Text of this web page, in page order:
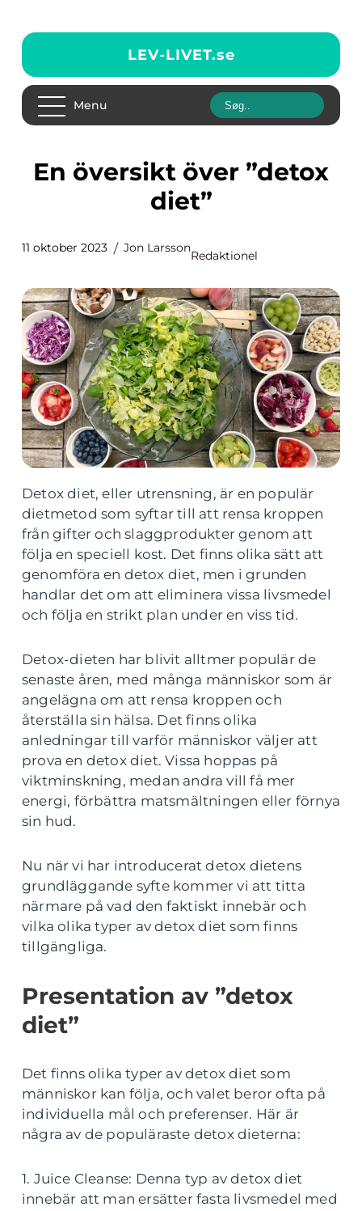
LEV-LIVET.se
Menu
En översikt över ”detox
diet”
11 oktober 2023 Jon Larsson
Redaktionel
Detox diet, eller utrensning, är en populär
dietmetod som syftar till att rensa kroppen
från gifter och slaggprodukter genom att
följa en speciell kost. Det finns olika sätt att
genomföra en detox diet, men i grunden
handlar det om att eliminera vissa livsmedel
och följa en strikt plan under en viss tid.
Detox-dieten har blivit alltmer populär de
senaste åren, med många människor som är
angelägna om att rensa kroppen och
återställa sin hälsa. Det finns olika
anledningar till varför människor väljer att
prova en detox diet. Vissa hoppas på
viktminskning, medan andra vill få mer
energi, förbättra matsmältningen eller förnya
sin hud.
Nu när vi har introducerat detox dietens
grundläggande syfte kommer vi att titta
närmare på vad den faktiskt innebär och
vilka olika typer av detox diet som finns
tillgängliga.
Presentation av ”detox
diet”
Det finns olika typer av detox diet som
människor kan följa, och valet beror ofta på
individuella mål och preferenser. Här är
några av de populäraste detox dieterna:
1. Juice Cleanse: Denna typ av detox diet
innebär att man ersätter fasta livsmedel med